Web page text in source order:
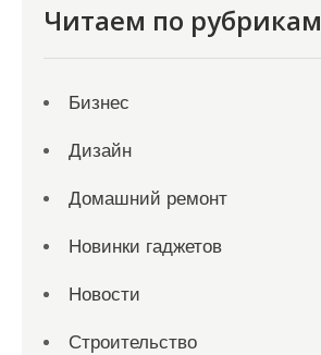
Читаем по рубрикам
Бизнес
Дизайн
Домашний ремонт
Новинки гаджетов
Новости
Строительство